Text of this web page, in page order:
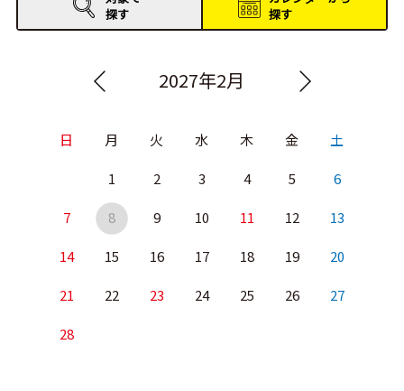
イベントレポート探す
探す
2027年2月
日 月 火 水 木 金 土
1 2 3 4 5 6
7 8 9 10 11 12 13
14 15 16 17 18 19 20
21 22 23 24 25 26 27
28